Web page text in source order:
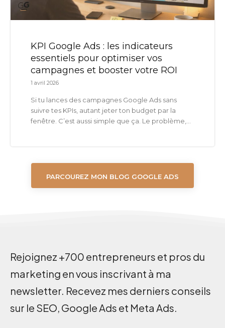
KPI Google Ads : les indicateurs
essentiels pour optimiser vos
campagnes et booster votre ROI
1 avril 2026
Si tu lances des campagnes Google Ads sans
suivre tes KPIs, autant jeter ton budget par la
fenêtre. C’est aussi simple que ça. Le problème,...
PARCOUREZ MON BLOG GOOGLE ADS
Rejoignez +700 entrepreneurs et pros du
marketing en vous inscrivant à ma
newsletter. Recevez mes derniers conseils
sur le SEO, Google Ads et Meta Ads.